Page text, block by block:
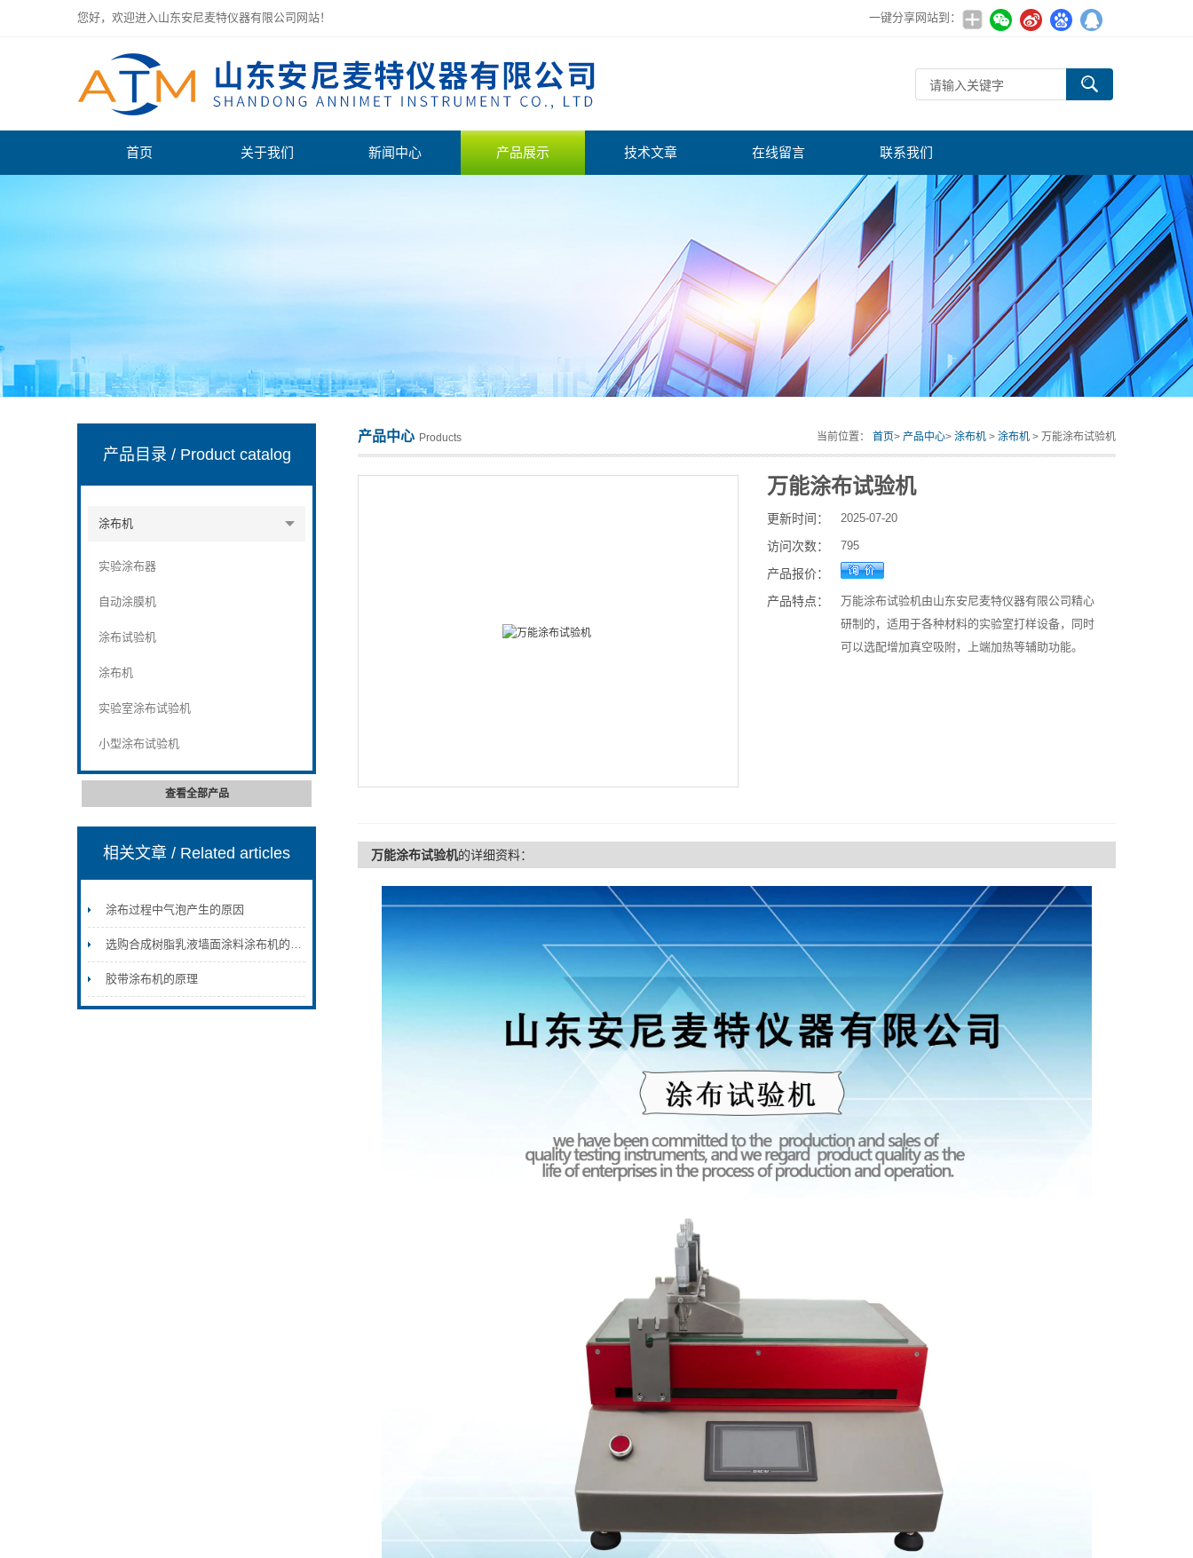
您好，欢迎进入山东安尼麦特仪器有限公司网站！ 一键分享网站到：
首页 关于我们 新闻中心 产品展示 技术文章 在线留言 联系我们
产品目录 / Product catalog
涂布机
实验涂布器
自动涂膜机
涂布试验机
涂布机
实验室涂布试验机
小型涂布试验机
查看全部产品
相关文章/ Related articles
涂布过程中气泡产生的原因
选购合成树脂乳液墙面涂料涂布机的注意事项
胶带涂布机的原理
产品中心 Products 当前位置： 首页> 产品中心> 涂布机 > 涂布机 > 万能涂布试验机
万能涂布试验机
更新时间： 2025-07-20
访问次数： 795
产品报价：
产品特点：
万能涂布试验机由山东安尼麦特仪器有限公司精心
研制的，适用于各种材料的实验室打样设备，同时
可以选配增加真空吸附，上端加热等辅助功能。
万能涂布试验机的详细资料：